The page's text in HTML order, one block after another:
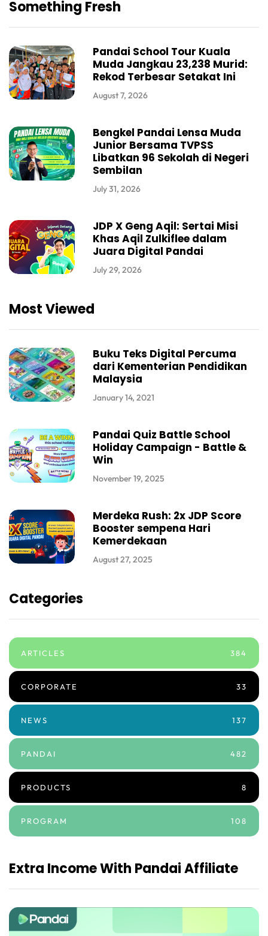
Something Fresh
Pandai School Tour Kuala
Muda Jangkau 23,238 Murid:
Rekod Terbesar Setakat Ini
August 7, 2026
Bengkel Pandai Lensa Muda
Junior Bersama TVPSS
Libatkan 96 Sekolah di Negeri
Sembilan
July 31, 2026
JDP X Geng Aqil: Sertai Misi
Khas Aqil Zulkiflee dalam
Juara Digital Pandai
July 29, 2026
Most Viewed
Buku Teks Digital Percuma
dari Kementerian Pendidikan
Malaysia
January 14, 2021
Pandai Quiz Battle School
Holiday Campaign - Battle &
Win
November 19, 2025
Merdeka Rush: 2x JDP Score
Booster sempena Hari
Kemerdekaan
August 27, 2025
Categories
ARTICLES 384
CORPORATE 33
NEWS 137
PANDAI 482
PRODUCTS 8
PROGRAM 108
Extra Income With Pandai Affiliate